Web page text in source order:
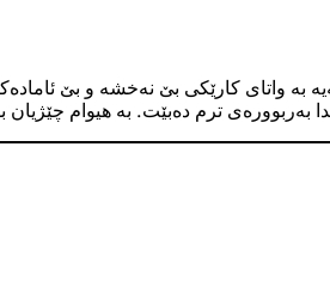
بە واتای کارێکی بێ نەخشە و بێ
بەربوورەی ترم دەبێت. بە هیوام